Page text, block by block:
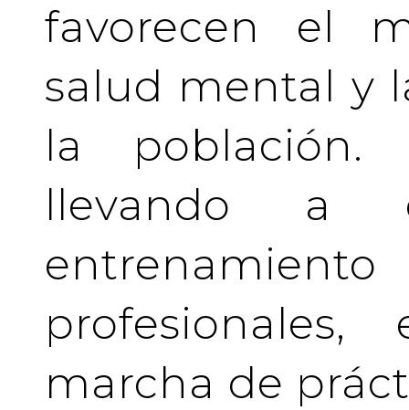
favorecen el
salud mental y
la población.
llevando a
marcha de